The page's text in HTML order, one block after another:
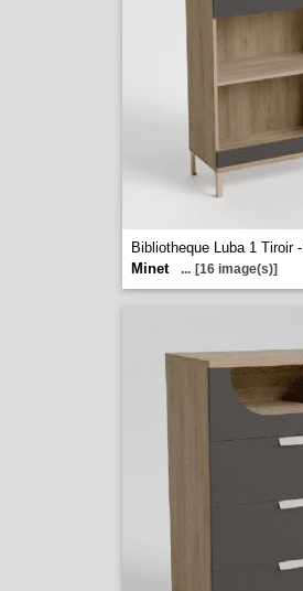
Bibliotheque Luba 1 Tiroir -
Minet
... [16 image(s)]